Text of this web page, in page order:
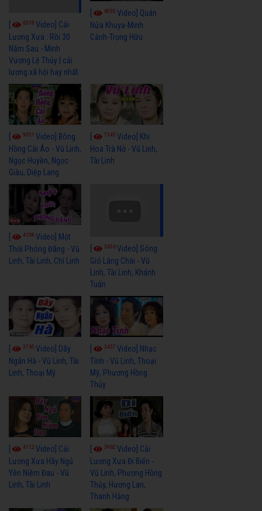
6318 Video] Cải
Lương Xưa : Rồi 30
Năm Sau - Minh
Vương Lệ Thủy | cải
lương xã hội hay nhất
6035Video] Quán
Nửa Khuya-Minh
Cảnh-Trọng Hữu
9051 Video] Bông
Hồng Cài Áo - Vũ Linh,
Ngọc Huyền, Ngọc
Giàu, Diệp Lang
7343Video] Khi
Hoa Trà Nở - Vũ Linh,
Tài Linh
[ 4108 Video] Một
Thời Phóng Đãng - Vũ
Linh, Tài Linh, Chí Linh
3656Video] Sóng
Gió Làng Chài - Vũ
Linh, Tài Linh, Khánh
Tuấn
[ 3765 Video] Dãy
Ngân Hà - Vũ Linh, Tài
Linh, Thoại Mỹ
[ 3437Video] Nhạc
Tình - Vũ Linh, Thoại
Mỹ, Phương Hồng
Thủy
[ 4112 Video] Cải
Lương Xưa Hãy Ngủ
Yên Niềm Đau - Vũ
Linh, Tài Linh
[ 3962Video] Cải
Lương Xưa Đi Biển -
Vũ Linh, Phương Hồng
Thủy, Hương Lan,
Thanh Hằng